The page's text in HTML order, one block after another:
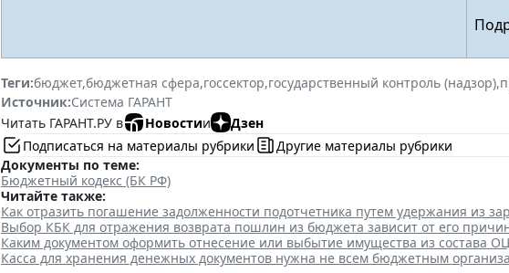
Теги:бюджет,бюджетная сфера,госсектор,государственный контроль (надзор),
Источник:Система ГАРАНТ
Читать ГАРАНТ.РУ в
Новостии
Дзен
Подписаться на материалы рубрики
Другие материалы рубрики
Документы по теме:
Бюджетный кодекс (БК РФ)
Читайте также:
Как отразить погашение задолженности подотчетника путем удержания из
Выбор КБК для отражения возврата пошлин из бюджета зависит от его
Каким документом оформить отнесение или выбытие имущества из состава
Касса для хранения денежных документов нужна не всем бюджетным